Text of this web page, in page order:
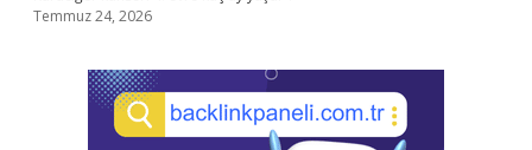
Temmuz 24, 2026